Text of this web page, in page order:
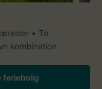
To
kombination
feriebolig